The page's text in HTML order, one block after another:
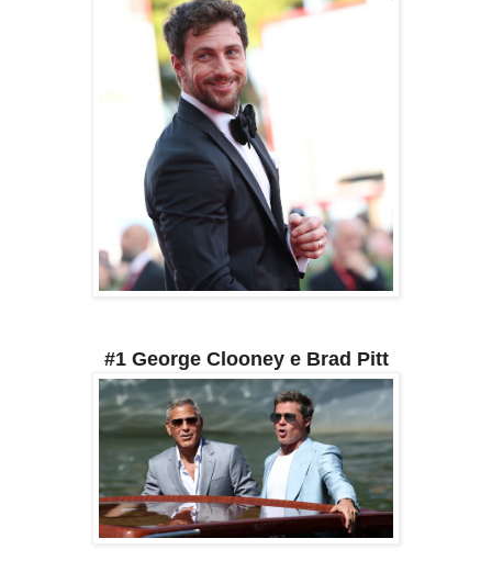
#1 George Clooney e Brad Pitt